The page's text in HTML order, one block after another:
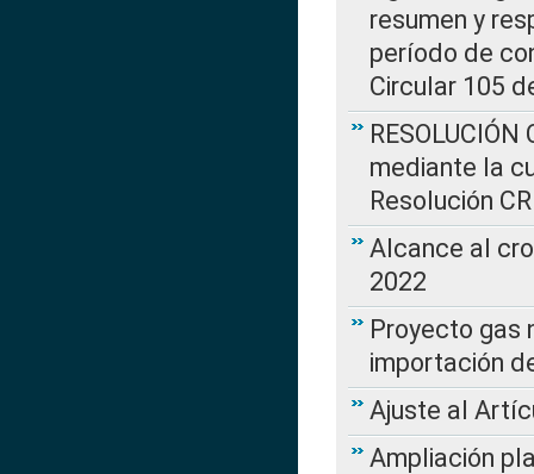
resumen y
período de
Circular 105
mediante la
Resolución
Alcance al
2022
Proyecto gas
importación
Ajuste al
Ampliación